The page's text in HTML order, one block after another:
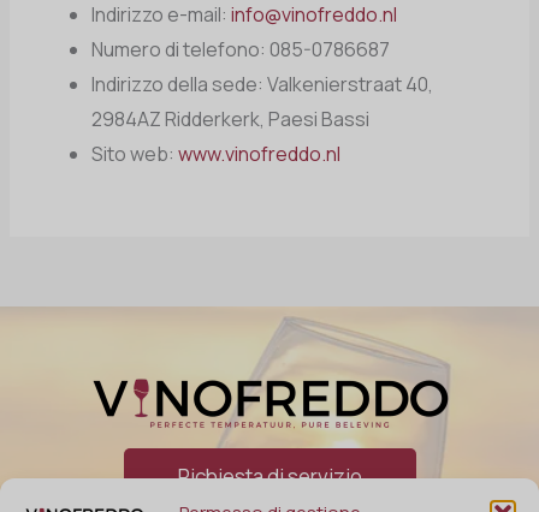
Indirizzo e-mail:info@vinofreddo.nl
Numero di telefono: 085-0786687
Indirizzo della sede: Valkenierstraat 40,
2984AZ Ridderkerk, Paesi Bassi
Sito web:www.vinofreddo.nl
Richiesta di servizio